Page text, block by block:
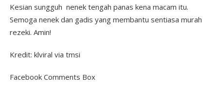
Kesian sungguh nenek tengah panas kena macam itu.
Semoga nenek dan gadis yang membantu sentiasa murah
rezeki. Amin!
Kredit: klviral via tmsi
Facebook Comments Box